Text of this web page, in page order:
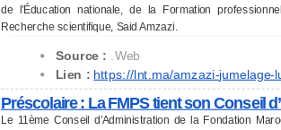
de l’Éducation nationale, de la Formation
Recherche scientifique, Said Amzazi.
Source :
.Web
Lien : https://lnt.ma/amzazi-jumelage-
Préscolaire : La FMPS tient son Conseil
Le 11ème Conseil d’Administration de la Fondation